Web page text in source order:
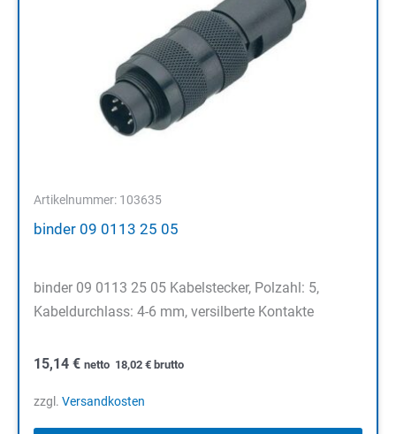
Artikelnummer: 103635
binder 09 0113 25 05
binder 09 0113 25 05 Kabelstecker, Polzahl: 5,
Kabeldurchlass: 4-6 mm, versilberte Kontakte
15,14 € netto 18,02 € brutto
zzgl. Versandkosten